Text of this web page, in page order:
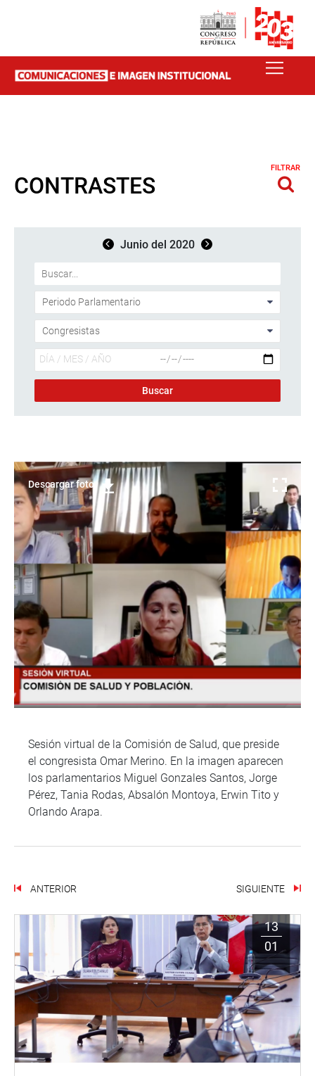
CONTRASTES
FILTRAR
Junio del 2020
Descargar foto
Sesión virtual de la Comisión de Salud, que preside
el congresista Omar Merino. En la imagen aparecen
los parlamentarios Miguel Gonzales Santos, Jorge
Pérez, Tania Rodas, Absalón Montoya, Erwin Tito y
Orlando Arapa.
ANTERIOR SIGUIENTE
13
01